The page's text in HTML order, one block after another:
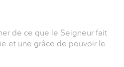
de ce que le Seigneur fait
et une grâce de pouvoir le